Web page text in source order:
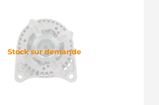
Stock sur demande